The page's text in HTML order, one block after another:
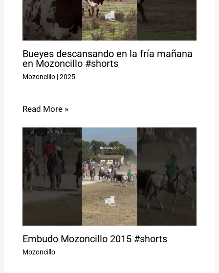
Bueyes descansando en la fría mañana
en Mozoncillo #shorts
Mozoncillo|2025
Read More »
Embudo Mozoncillo 2015 #shorts
Mozoncillo